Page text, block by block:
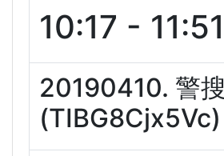
10:17 - 11:51
20190410. 警
(TIBG8Cjx5Vc)